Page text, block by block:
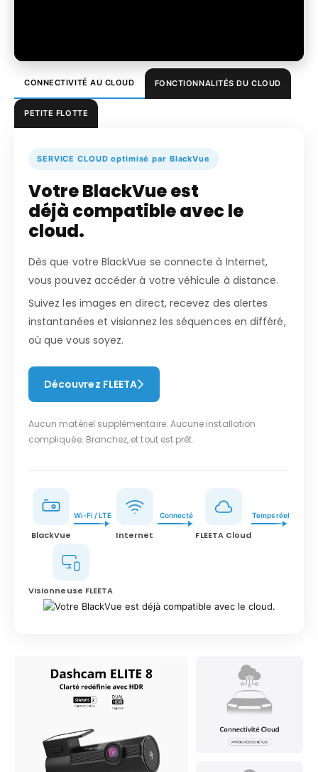
CONNECTIVITÉ AU CLOUD FONCTIONNALITÉS DU CLOUD
PETITE FLOTTE
SERVICE CLOUD optimisé par BlackVue
Votre BlackVue est
déjà compatible avec le
cloud.
Dès que votre BlackVue se connecte à Internet,
vous pouvez accéder à votre véhicule à distance.
Suivez les images en direct, recevez des alertes
instantanées et visionnez les séquences en différé,
où que vous soyez.
Découvrez FLEETA
Aucun matériel supplémentaire. Aucune installation
compliquée. Branchez, et tout est prêt.
BlackVue
Wi-Fi / LTE
Internet
Connecté
FLEETA Cloud
Temps réel
Visionneuse FLEETA